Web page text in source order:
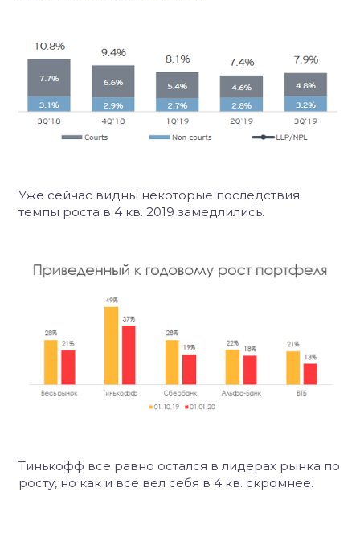
Уже сейчас видны некоторые последствия:
темпы роста в 4 кв. 2019 замедлились.
Тинькофф все равно остался в лидерах рынка по
росту, но как и все вел себя в 4 кв. скромнее.